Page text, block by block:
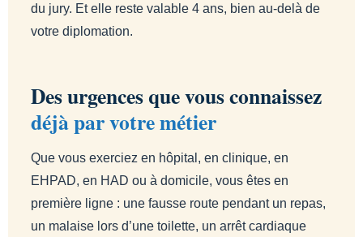
du jury. Et elle reste valable 4 ans, bien au-delà de
votre diplomation.
Des urgences que vous connaissez
déjà par votre métier
Que vous exerciez en hôpital, en clinique, en
EHPAD, en HAD ou à domicile, vous êtes en
première ligne : une fausse route pendant un repas,
un malaise lors d’une toilette, un arrêt cardiaque